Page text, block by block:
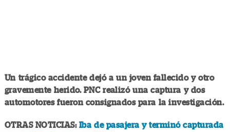
Un trágico accidente dejó a un joven fallecido y otro
gravemente herido. PNC realizó una captura y dos
automotores fueron consignados para la investigación.
OTRAS NOTICIAS: Iba de pasajera y terminó capturada